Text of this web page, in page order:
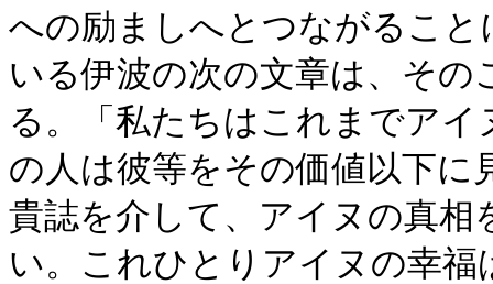
への励ましへとつながるこ
いる伊波の次の文章は、そ
る。「私たちはこれまでア
の人は彼等をその価値以下
貴誌を介して、アイヌの真相
い。これひとりアイヌの幸